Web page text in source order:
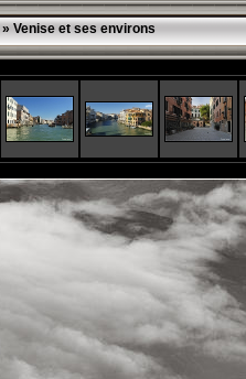
» Venise et ses environs